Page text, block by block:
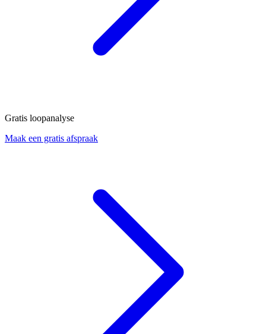
Gratis loopanalyse
Maak een gratis afspraak